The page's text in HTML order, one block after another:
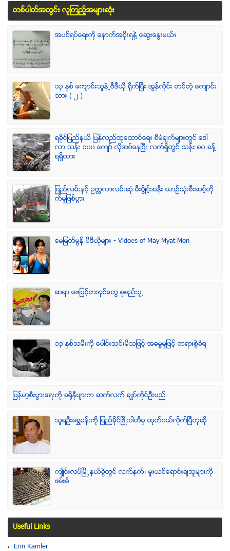
တစ္ပါတ္အတြင္း လူၾကည့္အမ်ားဆံုး
အပစ္ရပ္ေရးကို ေနာက္အစိုးရနဲ႔ ေဆြးေႏြးမယ္။
၁၃ ႏွစ္ ေက်ာင္းသူနဲ႕ဗီဒီယို ရိုက္ျပီး အြန္လိုင္း တင္တဲ့ ေက်ာင္း
သား ( ၂ )
ရခုိင္ျပည္နယ္ ျပန္လည္ထူေထာင္ေရး စီမံခ်က္မ်ားတြင္ ေဒၚ
လာ သန္း ၁၀၀ ေက်ာ္ လုိအပ္ေနၿပီး လက္ရွိတြင္ သန္း ၈၀ ခန္႔
ရရွိထား
ျပည္လမ္းႏွင့္ ဥကၠလာလမ္းဆုံ မီးပြိဳင့္အနီး ယာဥ္သုံးစီးဆင့္တို
က္မႈျဖစ္ပြား
ေမျမတ္မြန္ ဗီဒီယုိမ်ား - Vidoes of May Myat Mon
ဆရာ ေဖျမင့္စာအုပ္ေတြ စုစည္းမူ႕
၁၃ ႏွစ္သမီးကို ေပါင္းသင္းမိသျဖင့္ အဓမၼမႈျဖင့္ တရားစြဲခံရ
ျမန္မာ့စီးပြားေရးကို ခရိုနီမ်ားက ဆက္လက္ ခ်ဳပ္ကိုင္ဥိီးမည္
သူရဦးေရႊမန္းကို ျပည္ခိုင္ျဖိဳးပါတီမွ ထုတ္ပယ္လိုက္ျပီဟုဆို
က်ဳိင္းလပ္ၿမိဳ႕နယ္ခြဲတြင္ လက္နက္၊ မူးယစ္ေရာင္းခ်သူမ်ားကို
ဖမ္းမိ
Useful Links
Erin Kamler